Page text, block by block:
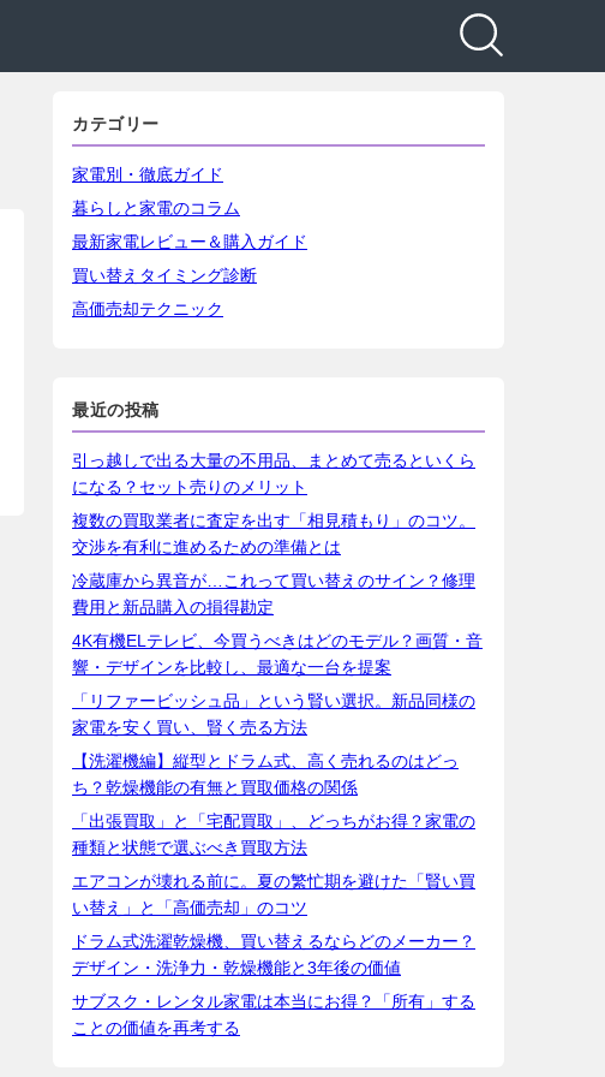
カテゴリー
家電別・徹底ガイド
暮らしと家電のコラム
最新家電レビュー＆購入ガイド
買い替えタイミング診断
高価売却テクニック
最近の投稿
引っ越しで出る大量の不用品、まとめて売るといくら
になる？セット売りのメリット
複数の買取業者に査定を出す「相見積もり」のコツ。
交渉を有利に進めるための準備とは
冷蔵庫から異音が…これって買い替えのサイン？修理
費用と新品購入の損得勘定
4K有機ELテレビ、今買うべきはどのモデル？画質・音
響・デザインを比較し、最適な一台を提案
「リファービッシュ品」という賢い選択。新品同様の
家電を安く買い、賢く売る方法
【洗濯機編】縦型とドラム式、高く売れるのはどっ
ち？乾燥機能の有無と買取価格の関係
「出張買取」と「宅配買取」、どっちがお得？家電の
種類と状態で選ぶべき買取方法
エアコンが壊れる前に。夏の繁忙期を避けた「賢い買
い替え」と「高価売却」のコツ
ドラム式洗濯乾燥機、買い替えるならどのメーカー？
デザイン・洗浄力・乾燥機能と3年後の価値
サブスク・レンタル家電は本当にお得？「所有」する
ことの価値を再考する